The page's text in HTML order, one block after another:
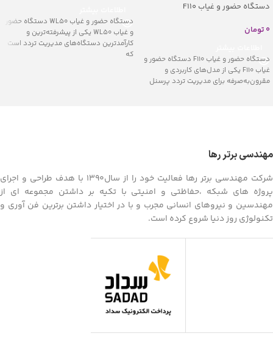
دستگاه حضور و غیاب F110
0 تومان
دستگاه حضور و غیاب F110 دستگاه حضور و
غیاب F110 یکی از مدل‌های کاربردی و
مقرون‌به‌صرفه برای مدیریت تردد پرسنل
دستگاه حضور و غیاب WL50 دستگاه حضور
و غیاب WL50 یکی از پیشرفته‌ترین و
کارآمدترین دستگاه‌های مدیریت تردد است
که
مهندسی برتر رها
شرکت مهندسی برتر رها فعالیت خود را از سال1390 با هدف طراحی و اجرای
پروژه های شبکه ،حفاظتی و امنیتی با تکیه بر داشتن مجموعه ای از
مهندسین و نیروهای انسانی مجرب و با در اختیار داشتن برترین فن آوری و
تکنولوژی روز دنیا شروع کرده است.